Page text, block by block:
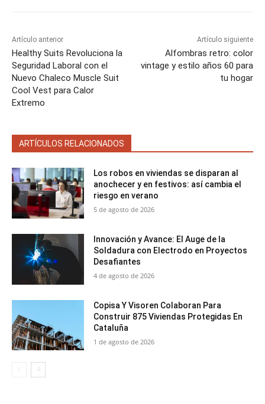
Artículo anterior
Healthy Suits Revoluciona la
Seguridad Laboral con el
Nuevo Chaleco Muscle Suit
Cool Vest para Calor
Extremo
Artículo siguiente
Alfombras retro: color
vintage y estilo años 60 para
tu hogar
ARTÍCULOS RELACIONADOS
Los robos en viviendas se disparan al
anochecer y en festivos: así cambia el
riesgo en verano
5 de agosto de 2026
Innovación y Avance: El Auge de la
Soldadura con Electrodo en Proyectos
Desafiantes
4 de agosto de 2026
Copisa Y Visoren Colaboran Para
Construir 875 Viviendas Protegidas En
Cataluña
1 de agosto de 2026